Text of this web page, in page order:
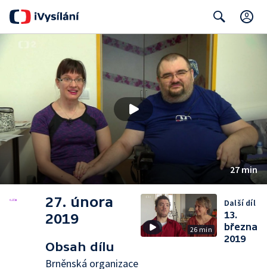
Search
27 min
27. února
2019
Obsah dílu
Brněnská organizace
26 min
Další díl
13.
března
2019